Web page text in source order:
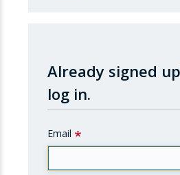
Already signed
log in.
Email